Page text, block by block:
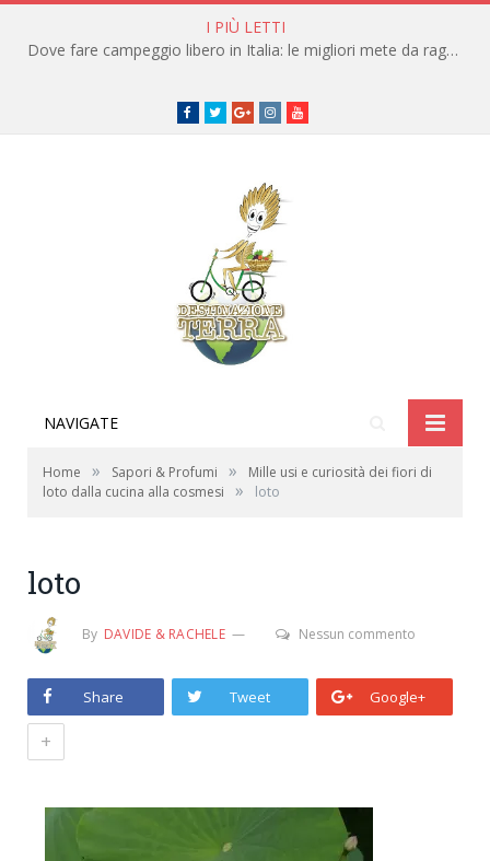
I PIÙ LETTI
Dove fare campeggio libero in Italia: le migliori mete da raggiungere in traghetto
Facebook
TwitterGoogle+instagramyoutube
NAVIGATE
Home » Sapori & Profumi »
Mille usi e curiosità dei fiori di
loto dalla cucina alla cosmesi
» loto
loto
By DAVIDE & RACHELE Nessun commento
Share Tweet Google+
+